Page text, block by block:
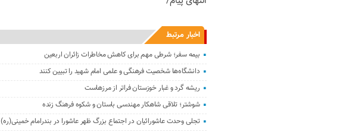
اخبار مرتبط
بیمه سفر؛ شرطی مهم برای کاهش مخاطرات زائران اربعین
دانشگاه‌ها شخصیت فرهنگی و علمی امام شهید را تبیین کنند
ریشه گرد و غبار خوزستان فراتر از مرزهاست
شوشتر؛ تلاقی شاهکار مهندسی باستان و شکوه فرهنگ زنده
تجلی وحدت عاشورائیان در اجتماع بزرگ ظهر عاشورا در بندرامام خمینی(ره)